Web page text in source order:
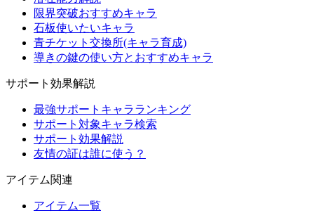
限界突破おすすめキャラ
石板使いたいキャラ
青チケット交換所(キャラ育成)
導きの鍵の使い方とおすすめキャラ
サポート効果解説
最強サポートキャラランキング
サポート対象キャラ検索
サポート効果解説
友情の証は誰に使う？
アイテム関連
アイテム一覧